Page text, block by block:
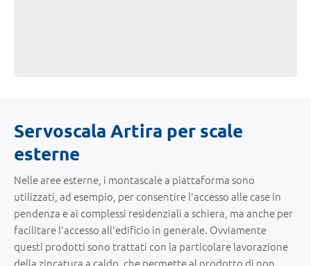
Servoscala Artira per scale
esterne
Nelle aree esterne, i montascale a piattaforma sono
utilizzati, ad esempio, per consentire l'accesso alle case in
pendenza e ai complessi residenziali a schiera, ma anche per
facilitare l'accesso all'edificio in generale. Ovviamente
questi prodotti sono trattati con la particolare lavorazione
della zincatura a caldo, che permette al prodotto di non